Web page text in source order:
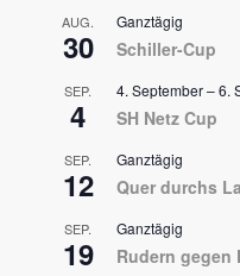
AUG.
30
Ganztägig
Schiller-Cup
SEP.
4
4. September–6.
SH Netz Cup
SEP.
12
Ganztägig
Quer durchs
SEP.
19
Ganztägig
Rudern gegen